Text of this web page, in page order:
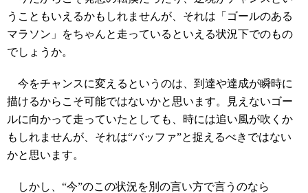
うこともいえるかもしれませんが、それは「ゴールのある
マラソン」をちゃんと走っているといえる状況下でのもの
でしょうか。
今をチャンスに変えるというのは、到達や達成が瞬時に
描けるからこそ可能ではないかと思います。見えないゴー
ルに向かって走っていたとしても、時には追い風が吹くか
もしれませんが、それは“バッファ”と捉えるべきではない
かと思います。
しかし、“今”のこの状況を別の言い方で言うのなら